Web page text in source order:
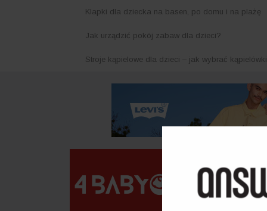
Klapki dla dziecka na basen, po domu i na plażę
Jak urządzić pokój zabaw dla dzieci?
Stroje kąpielowe dla dzieci – jak wybrać
DOM MODA